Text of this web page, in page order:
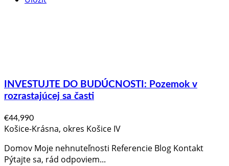
INVESTUJTE DO BUDÚCNOSTI: Pozemok v
rozrastajúcej sa časti
€44,990
Košice-Krásna, okres Košice IV
Domov Moje nehnuteľnosti Referencie Blog Kontakt
Pýtajte sa, rád odpoviem​...